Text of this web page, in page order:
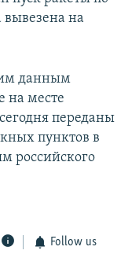
на
данным
на месте
переданы
пунктов в
российского
Follow us